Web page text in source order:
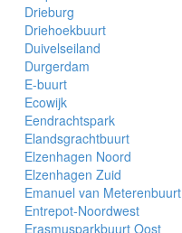
Drieburg
Driehoekbuurt
Duivelseiland
Durgerdam
E-buurt
Ecowijk
Eendrachtspark
Elandsgrachtbuurt
Elzenhagen Noord
Elzenhagen Zuid
Emanuel van Meterenbuurt
Entrepot-Noordwest
Erasmusparkbuurt Oost